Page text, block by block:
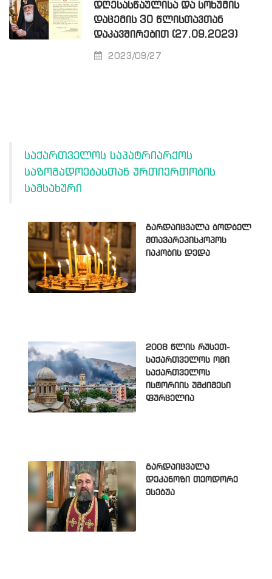
ᲓᲦᲔᲡᲐᲡᲬᲐᲣᲚᲘᲡᲐ ᲓᲐ ᲡᲝᲮᲣᲛᲘᲡ
ᲓᲐᲪᲔᲛᲘᲡ 30 ᲬᲚᲘᲡᲗᲐᲕᲗᲐᲜ
ᲓᲐᲙᲐᲕᲨᲘᲠᲔᲑᲘᲗ (27.09.2023)
2023/09/27
საქართველოს საპატრიარქოს
საზოგადოებასთან ურთიერთობის
სამსახური
გარდაიცვალა ბოდბელ
მთავარეპისკოპოს
იაკობის დედა
2008 წლის რუსეთ-
საქართველოს ომი
საქართველოს
ისტორიის უმძიმესი
ფურცელია
გარდაიცვალა
დეკანოზი თეოდორე
ესებუა